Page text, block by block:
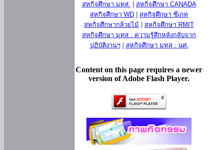
สหกิจศึกษา มทส.
สหกิจศึกษา CANADA
สหกิจศึกษา WD
สหกิจศึกษา ซีเกท
สหกิจศึกษากล้วยไม้
สหกิจศึกษา RMIT
สหกิจศึกษา มทส : ความรู้สึกหลังกลับจาก
ปฏิบัติงานฯ| สหกิจศึกษา มทส : นศ.
Content on this page requires a newer
version of Adobe Flash Player.